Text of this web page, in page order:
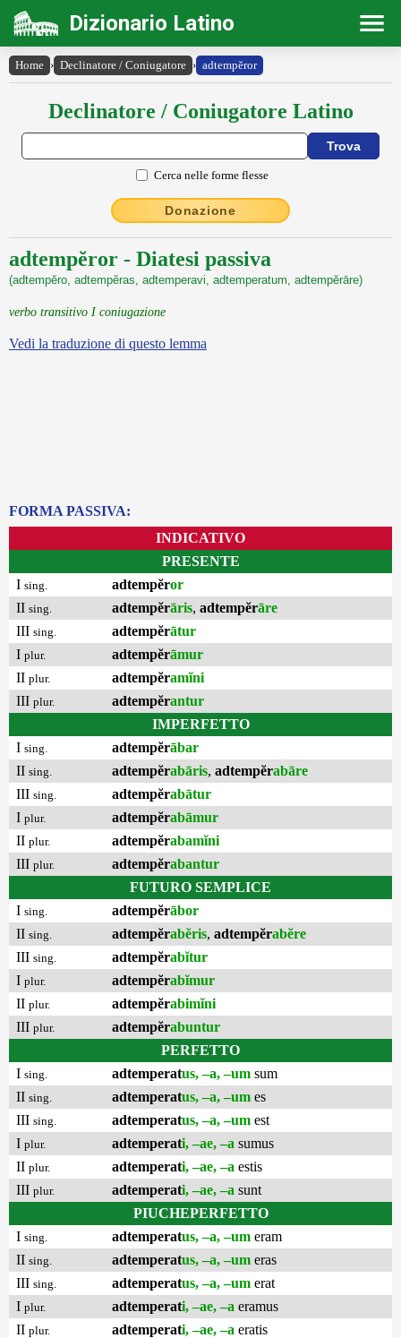
Dizionario Latino
Home › Declinatore / Coniugatore › adtempĕror
Declinatore / Coniugatore Latino
Cerca nelle forme flesse
Donazione
adtempĕror - Diatesi passiva
(adtempĕro, adtempĕras, adtemperavi, adtemperatum, adtempĕrāre)
verbo transitivo I coniugazione
Vedi la traduzione di questo lemma
FORMA PASSIVA:
INDICATIVO
PRESENTE
I sing. adtempĕror
II sing. adtempĕrāris, adtempĕrāre
III sing. adtempĕrātur
I plur. adtempĕrāmur
II plur. adtempĕramĭni
III plur. adtempĕrantur
IMPERFETTO
I sing. adtempĕrābar
II sing. adtempĕrabāris, adtempĕrabāre
III sing. adtempĕrabātur
I plur. adtempĕrabāmur
II plur. adtempĕrabamĭni
III plur. adtempĕrabantur
FUTURO SEMPLICE
I sing. adtempĕrābor
II sing. adtempĕrabĕris, adtempĕrabĕre
III sing. adtempĕrabĭtur
I plur. adtempĕrabĭmur
II plur. adtempĕrabimĭni
III plur. adtempĕrabuntur
PERFETTO
I sing. adtemperatus, –a, –um sum
II sing. adtemperatus, –a, –um es
III sing. adtemperatus, –a, –um est
I plur. adtemperati, –ae, –a sumus
II plur. adtemperati, –ae, –a estis
III plur. adtemperati, –ae, –a sunt
PIUCHEPERFETTO
I sing. adtemperatus, –a, –um eram
II sing. adtemperatus, –a, –um eras
III sing. adtemperatus, –a, –um erat
I plur. adtemperati, –ae, –a eramus
II plur. adtemperati, –ae, –a eratis